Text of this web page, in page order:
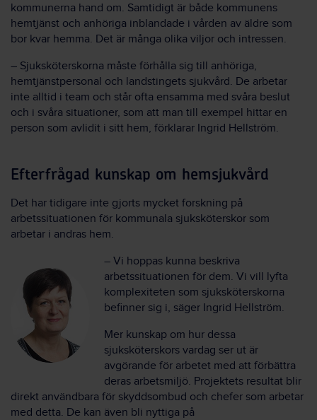
kommunerna hand om. Samtidigt är både kommunens
hemtjänst och anhöriga inblandade i vården av äldre som
bor kvar hemma. Det är många olika viljor och intressen.
– Sjuksköterskorna måste förhålla sig till anhöriga,
hemtjänstpersonal och landstingets sjukvård. De arbetar
inte alltid i team och står ofta ensamma med svåra beslut
och i svåra situationer, som att man till exempel hittar en
person som avlidit i sitt hem, förklarar Ingrid Hellström.
Efterfrågad kunskap om hemsjukvård
Det har tidigare inte gjorts mycket forskning på
arbetssituationen för kommunala sjuksköterskor som
arbetar i andras hem.
– Vi hoppas kunna beskriva
arbetssituationen för dem. Vi vill lyfta
komplexiteten som sjuksköterskorna
befinner sig i, säger Ingrid Hellström.
Mer kunskap om hur dessa
sjuksköterskors vardag ser ut är
avgörande för arbetet med att förbättra
deras arbetsmiljö. Projektets resultat blir
direkt användbara för skyddsombud och chefer som arbetar
med detta. De kan även bli nyttiga på